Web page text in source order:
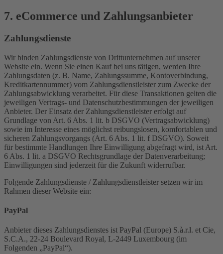
7. eCommerce und Zahlungs­anbieter
Zahlungsdienste
Wir binden Zahlungsdienste von Drittunternehmen auf unserer
Website ein. Wenn Sie einen Kauf bei uns tätigen, werden Ihre
Zahlungsdaten (z. B. Name, Zahlungssumme, Kontoverbindung,
Kreditkartennummer) vom Zahlungsdienstleister zum Zwecke der
Zahlungsabwicklung verarbeitet. Für diese Transaktionen gelten die
jeweiligen Vertrags- und Datenschutzbestimmungen der jeweiligen
Anbieter. Der Einsatz der Zahlungsdienstleister erfolgt auf
Grundlage von Art. 6 Abs. 1 lit. b DSGVO (Vertragsabwicklung)
sowie im Interesse eines möglichst reibungslosen, komfortablen und
sicheren Zahlungsvorgangs (Art. 6 Abs. 1 lit. f DSGVO). Soweit
für bestimmte Handlungen Ihre Einwilligung abgefragt wird, ist Art.
6 Abs. 1 lit. a DSGVO Rechtsgrundlage der Datenverarbeitung;
Einwilligungen sind jederzeit für die Zukunft widerrufbar.
Folgende Zahlungsdienste / Zahlungsdienstleister setzen wir im
Rahmen dieser Website ein:
PayPal
Anbieter dieses Zahlungsdienstes ist PayPal (Europe) S.à.r.l. et Cie,
S.C.A., 22-24 Boulevard Royal, L-2449 Luxembourg (im
Folgenden „PayPal“).